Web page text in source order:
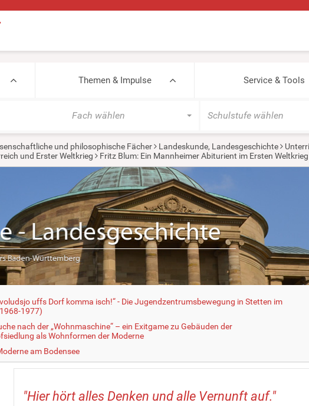
Themen & Impulse Service & Tools
Fach wählen Schulstufe wählen
und philosophische Fächer Landeskunde, Landesgeschichte
und Erster Weltkrieg Fritz Blum: Ein Mannheimer Abiturient im Ersten Weltkrieg
uffs Dorf komma isch!“ - Die Jugendzentrumsbewegung in Stetten im
1977)
nach der „Wohnmaschine“ – ein Exitgame zu Gebäuden der
als Wohnformen der Moderne
am Bodensee
"Hier hört alles Denken und alle Vernunft auf."